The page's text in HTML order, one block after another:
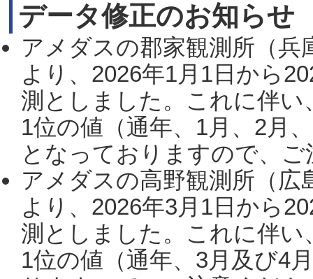
データ修正のお知らせ
アメダスの郡家観測所（
より、2026年1月1日から
測としました。これに伴い
1位の値（通年、1月、2月
となっておりますので、
アメダスの高野観測所（
より、2026年3月1日から
測としました。これに伴い
1位の値（通年、3月及び4